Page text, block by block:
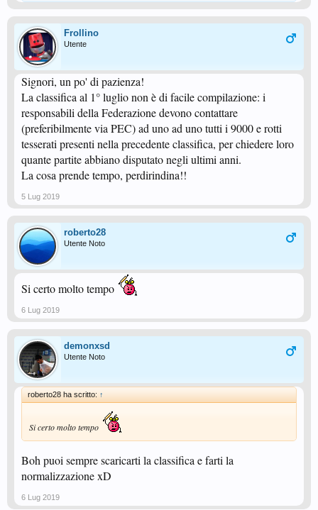
Frollino
Utente
Signori, un po' di pazienza!
La classifica al 1° luglio non è di facile compilazione: i
responsabili della Federazione devono contattare
(preferibilmente via PEC) ad uno ad uno tutti i 9000 e rotti
tesserati presenti nella precedente classifica, per chiedere loro
quante partite abbiano disputato negli ultimi anni.
La cosa prende tempo, perdirindina!!
5 Lug 2019
roberto28
Utente Noto
Si certo molto tempo
6 Lug 2019
demonxsd
Utente Noto
roberto28 ha scritto: ↑
Si certo molto tempo
Boh puoi sempre scaricarti la classifica e farti la
normalizzazione xD
6 Lug 2019